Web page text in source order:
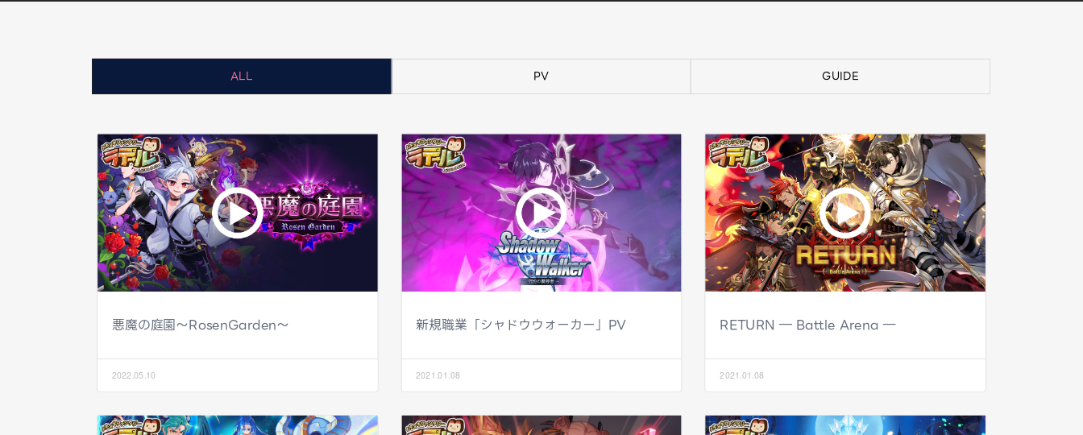
ALL PV GUIDE
悪魔の庭園～RosenGarden～
2022.05.10
新規職業「シャドウウォーカー」PV
2021.01.08
RETURN ― Battle Arena ―
2021.01.08